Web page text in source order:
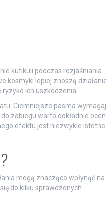
kutikuli podczas rozjaśniania
kosmyki lepiej znoszą
ich uszkodzenia.
Ciemniejsze pasma
zabiegu warto dokładnie
efektu jest niezwykle istotne
mogą znacząco wpłynąć na
do kilku sprawdzonych